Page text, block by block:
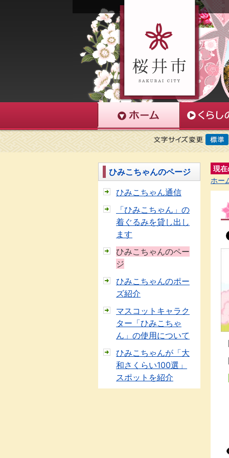
ひみこちゃんのページ
ひみこちゃん通信
「ひみこちゃん」の
着ぐるみを貸し出し
ます
ひみこちゃんのペー
ジ
ひみこちゃんのポー
ズ紹介
マスコットキャラク
ター「ひみこちゃ
ん」の使用について
ひみこちゃんが「大
和さくらい100選」
スポットを紹介
現在
ホー